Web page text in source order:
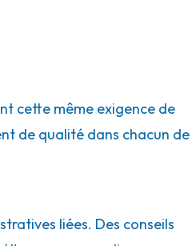
cette même exigence de
de qualité dans chacun de
liées. Des conseils